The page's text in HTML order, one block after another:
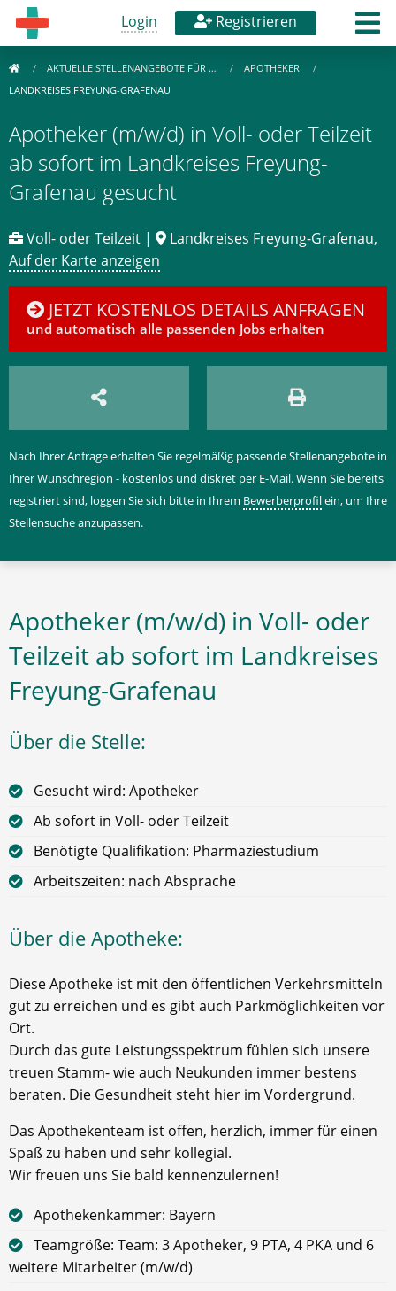
Login Registrieren
AKTUELLE STELLENANGEBOTE FÜR …
APOTHEKER
LANDKREISES FREYUNG-GRAFENAU
Apotheker (m/w/d) in Voll- oder Teilzeit
ab sofort im Landkreises Freyung-
Grafenau gesucht
Voll- oder Teilzeit |
Landkreises Freyung-Grafenau,
Auf der Karte anzeigen
JETZT KOSTENLOS DETAILS ANFRAGEN
und automatisch alle passenden Jobs erhalten
Nach Ihrer Anfrage erhalten Sie regelmäßig passende Stellenangebote in
Ihrer Wunschregion - kostenlos und diskret per E-Mail. Wenn Sie bereits
registriert sind, loggen Sie sich bitte in Ihrem Bewerberprofilein, um Ihre
Stellensuche anzupassen.
Apotheker (m/w/d) in Voll- oder
Teilzeit ab sofort im Landkreises
Freyung-Grafenau
Über die Stelle:
Gesucht wird: Apotheker
Ab sofort in Voll- oder Teilzeit
Benötigte Qualifikation: Pharmaziestudium
Arbeitszeiten: nach Absprache
Über die Apotheke:
Diese Apotheke ist mit den öffentlichen Verkehrsmitteln
gut zu erreichen und es gibt auch Parkmöglichkeiten vor
Ort.
Durch das gute Leistungsspektrum fühlen sich unsere
treuen Stamm- wie auch Neukunden immer bestens
beraten. Die Gesundheit steht hier im Vordergrund.
Das Apothekenteam ist offen, herzlich, immer für einen
Spaß zu haben und sehr kollegial.
Wir freuen uns Sie bald kennenzulernen!
Apothekenkammer: Bayern
Teamgröße: Team: 3 Apotheker, 9 PTA, 4 PKA und 6
weitere Mitarbeiter (m/w/d)